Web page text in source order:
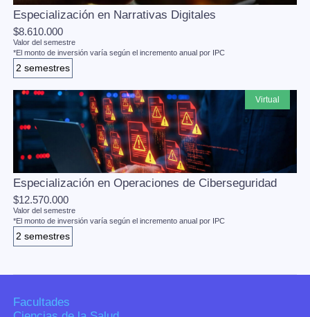
Especialización en Narrativas Digitales
$8.610.000
Valor del semestre
*El monto de inversión varía según el incremento anual por IPC
2 semestres
virtual
Especialización en Operaciones de Ciberseguridad
$12.570.000
Valor del semestre
*El monto de inversión varía según el incremento anual por IPC
2 semestres
Facultades